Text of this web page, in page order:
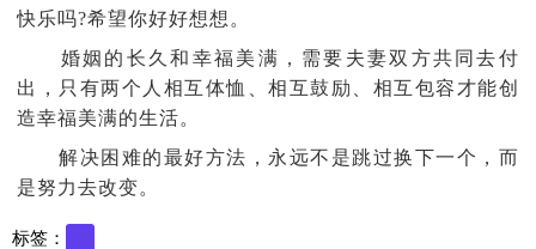
快乐吗?希望你好好想想。
婚姻的长久和幸福美满，需要夫妻双方共同去付
出，只有两个人相互体恤、相互鼓励、相互包容才能创
造幸福美满的生活。
解决困难的最好方法，永远不是跳过换下一个，而
是努力去改变。
标签：